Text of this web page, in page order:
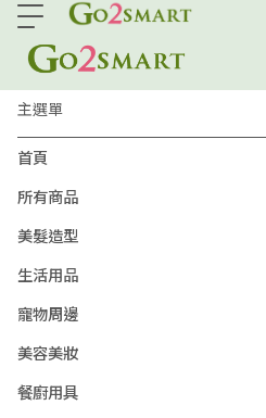
主選單
首頁
所有商品
美髮造型
生活用品
寵物周邊
美容美妝
餐廚用具